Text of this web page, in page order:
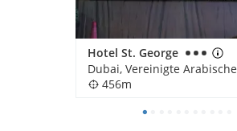
Hotel St. George
456m